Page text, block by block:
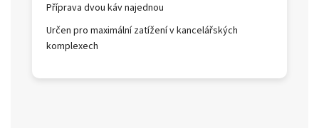
Příprava dvou káv najednou
Určen pro maximální zatížení v kancelářských
komplexech